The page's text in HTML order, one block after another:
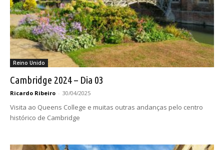
Reino Unido
Cambridge 2024 – Dia 03
Ricardo Ribeiro - 30/04/2025
Visita ao Queens College e muitas outras andanças pelo centro
histórico de Cambridge